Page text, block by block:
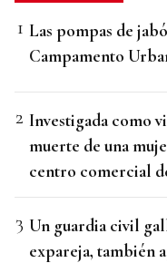
Las pompas de
Campamento
Investigada como
muerte de una
centro comercial
Un guardia civil
expareja, también